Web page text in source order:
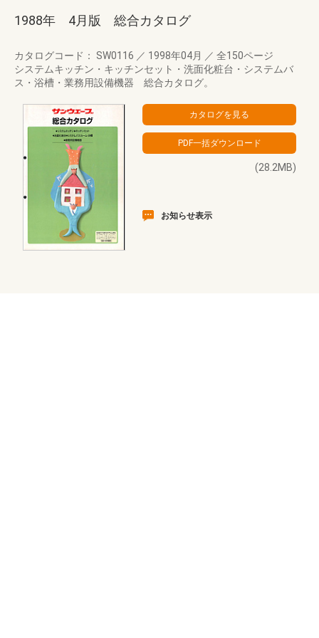
1988年 4月版 総合カタログ
カタログコード： SW0116 ／ 1998年04月 ／ 全150ページ
システムキッチン・キッチンセット・洗面化粧台・システムバ
ス・浴槽・業務用設備機器 総合カタログ。
(28.2MB)
お知らせ表示